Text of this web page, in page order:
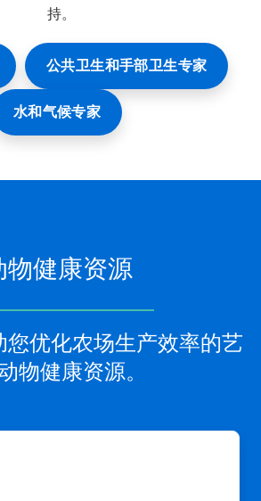
持。
公共卫生和手部卫生专家
水和气候专家
物健康资源
您优化农场生产效率的艺
物健康资源。